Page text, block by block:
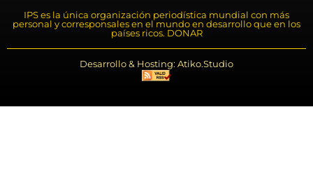
IPS es la única organización periodística mundial con más
personal y corresponsales en el mundo en desarrollo que en los
países ricos. DONAR
Desarrollo & Hosting: Atiko.Studio